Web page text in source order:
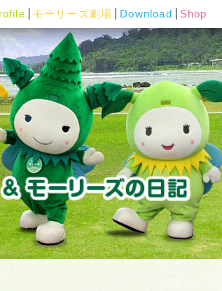
モーリーズ劇場 Download Shop